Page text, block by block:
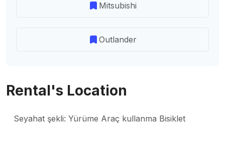
Mitsubishi
Outlander
Rental's Location
Seyahat şekli: Yürüme Araç kullanma Bisiklet